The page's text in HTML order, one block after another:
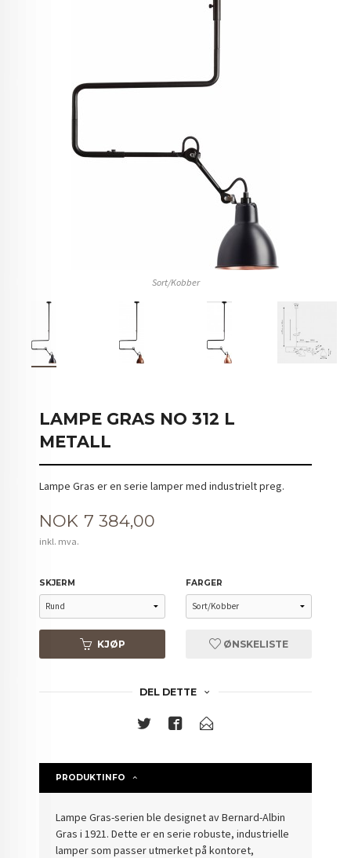
Sort/Kobber
LAMPE GRAS NO 312 L
METALL
Lampe Gras er en serie lamper med industrielt preg.
Pris
NOK 7 384,00
inkl. mva.
SKJERM FARGER
KJØP ØNSKELISTE
DEL DETTE
PRODUKTINFO
Lampe Gras-serien ble designet av Bernard-Albin
Gras i 1921. Dette er en serie robuste, industrielle
lamper som passer utmerket på kontoret,